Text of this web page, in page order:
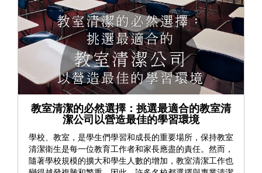
教室清潔的必然選擇：挑選最適合的教室清
潔公司以營造最佳的學習環境
學校、教室，是學生們學習和成長的重要場所，保持教室
清潔衛生是每一位教育工作者和家長應盡的責任。然而，
隨著學校規模的擴大和學生人數的增加，教室清潔工作也